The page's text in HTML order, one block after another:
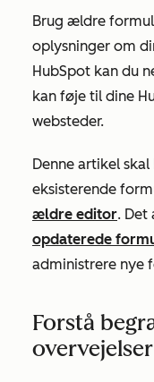
Brug ældre
oplysninger om
HubSpot kan du
kan føje til dine
websteder.
Denne artikel
eksisterende
ældre editor. Det
opdaterede
administrere nye
Forstå
overvejelser